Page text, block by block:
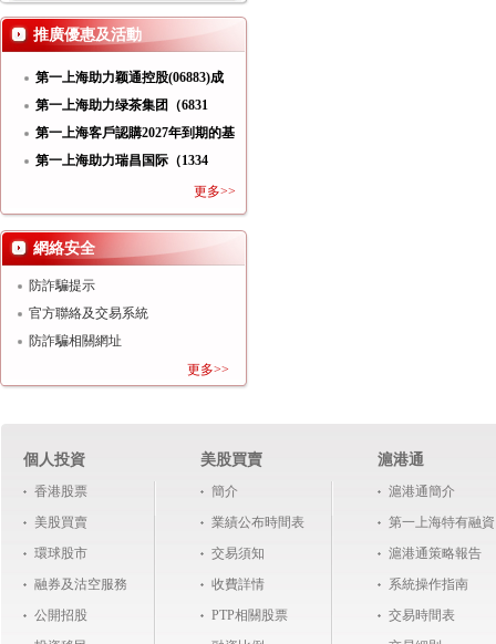
推廣優惠及活動
第一上海助力颖通控股(06883)成
功
第一上海助力绿茶集团（6831
HK）
第一上海客戶認購2027年到期的基
第一上海助力瑞昌国际（1334
更多>>
網絡安全
防詐騙提示
官方聯絡及交易系統
防詐騙相關網址
更多>>
個人投資
香港股票
美股買賣
環球股市
融券及沽空服務
公開招股
美股買賣
簡介
業績公布時間表
交易須知
收費詳情
PTP相關股票
滬港通
滬港通簡介
第一上海特有融資
滬港通策略報告
系統操作指南
交易時間表